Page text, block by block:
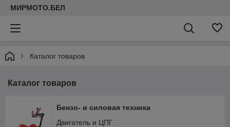
МИРМОТО.БЕЛ
Каталог товаров
Каталог товаров
Бензо- и силовая техника
Двигатель и ЦПГ